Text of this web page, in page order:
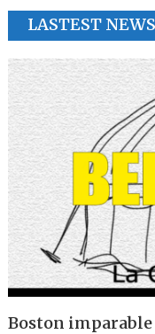
LASTEST NEWS
Boston imparable